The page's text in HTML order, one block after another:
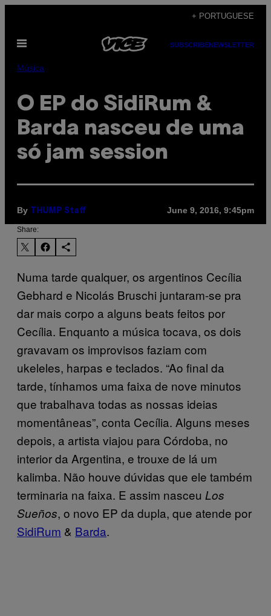
content
+ PORTUGUESE
Open
SUBSCRIBENEWSLETTER
Música
O EP do SidiRum &
Barda nasceu de uma
só jam session
By THUMP Staff June 9, 2016, 9:45pm
Share:
Numa tarde qualquer, os argentinos Cecília
Gebhard e Nicolás Bruschi juntaram-se pra
dar mais corpo a alguns beats feitos por
Cecília. Enquanto a música tocava, os dois
gravavam os improvisos faziam com
ukeleles, harpas e teclados. “Ao final da
tarde, tínhamos uma faixa de nove minutos
que trabalhava todas as nossas ideias
momentâneas”, conta Cecília. Alguns meses
depois, a artista viajou para Córdoba, no
interior da Argentina, e trouxe de lá um
kalimba. Não houve dúvidas que ele também
terminaria na faixa. E assim nasceu Los
Sueños, o novo EP da dupla, que atende por
SidiRum & Barda.